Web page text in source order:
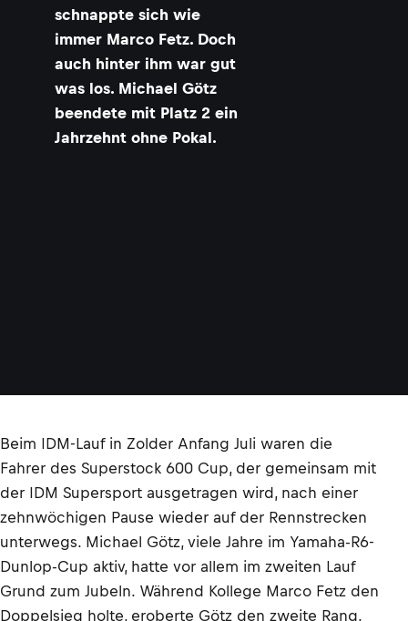
schnappte sich wie
immer Marco Fetz. Doch
auch hinter ihm war gut
was los. Michael Götz
beendete mit Platz 2 ein
Jahrzehnt ohne Pokal.
Beim IDM-Lauf in Zolder Anfang Juli waren die
Fahrer des Superstock 600 Cup, der gemeinsam mit
der IDM Supersport ausgetragen wird, nach einer
zehnwöchigen Pause wieder auf der Rennstrecken
unterwegs. Michael Götz, viele Jahre im Yamaha-R6-
Dunlop-Cup aktiv, hatte vor allem im zweiten Lauf
Grund zum Jubeln. Während Kollege Marco Fetz den
Doppelsieg holte, eroberte Götz den zweite Rang.